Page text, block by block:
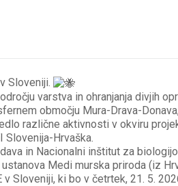
Sloveniji.
varstva in ohranjanja divjih
območju Mura-Drava-
različne aktivnosti v okviru
Slovenija-Hrvaška.
in Nacionalni inštitut za
Medi murska priroda (iz
Sloveniji, ki bo v četrtek, 21. 5.